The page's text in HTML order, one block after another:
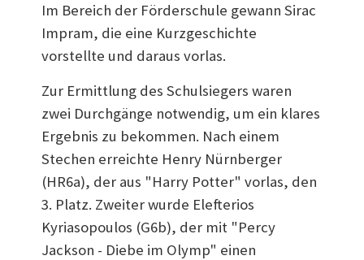
Im Bereich der Förderschule gewann Sirac
Impram, die eine Kurzgeschichte
vorstellte und daraus vorlas.
Zur Ermittlung des Schulsiegers waren
zwei Durchgänge notwendig, um ein klares
Ergebnis zu bekommen. Nach einem
Stechen erreichte Henry Nürnberger
(HR6a), der aus "Harry Potter" vorlas, den
3. Platz. Zweiter wurde Elefterios
Kyriasopoulos (G6b), der mit "Percy
Jackson - Diebe im Olymp" einen